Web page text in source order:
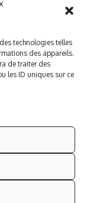
technologies telles
des appareils.
de traiter des
les ID uniques sur ce